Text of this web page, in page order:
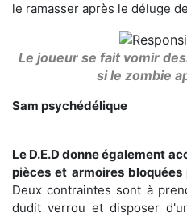
le ramasser après le déluge
Le joueur se fait vomir
si le zombie
Sam psychédélique
Le D.E.D donne également
pièces et armoires
Deux contraintes sont à
dudit verrou et disposer